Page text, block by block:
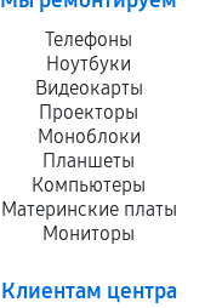
Телефоны
Ноутбуки
Видеокарты
Проекторы
Моноблоки
Планшеты
Компьютеры
Материнские платы
Мониторы
Клиентам центра